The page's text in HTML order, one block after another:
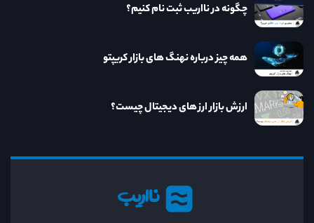
نااریب
چگونه در نااریب ثبت نام کنیم؟
همه چیز درباره نهنگ های بازار کریپتو
ارزش بازار ارز های دیجیتال چیست؟